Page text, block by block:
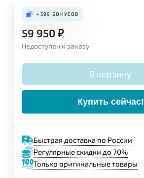
+599 БОНУСОВ
59 950₽
Недоступен к заказу
В корзину
Купить сейчас!
Быстрая доставка по России
Регулярные скидки до 70%
Только оригинальные товары